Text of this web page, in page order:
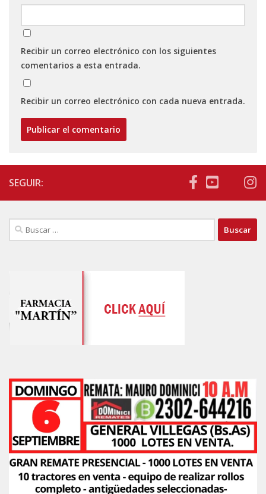
Recibir un correo electrónico con los siguientes
comentarios a esta entrada.
Recibir un correo electrónico con cada nueva entrada.
SEGUIR:
Buscar: